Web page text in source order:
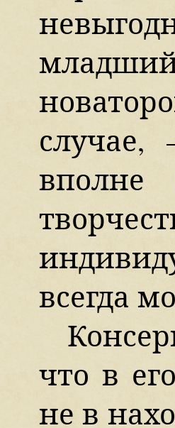
случае,
вполне
всегда
что в
не в